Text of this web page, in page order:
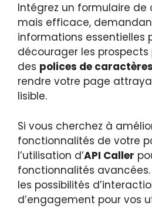
Intégrez un formulaire de
mais efficace,
informations essentielles
décourager les prospects
des polices de caractères
rendre votre page
lisible.
Si vous cherchez à
fonctionnalités de votre
l’utilisation d’API Caller
fonctionnalités
les possibilités
d’engagement pour vos